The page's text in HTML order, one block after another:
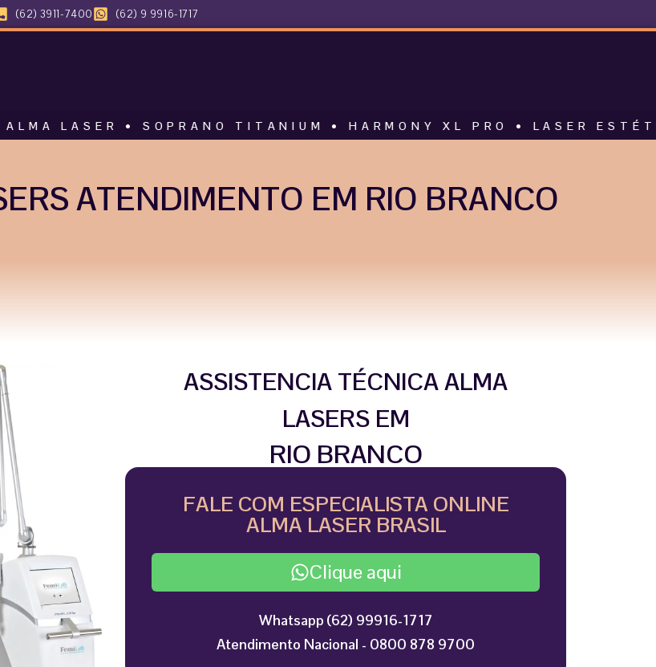
(62) 3911-7400 (62) 9 9916-1717
• SOPRANO TITANIUM • HARMONY XL PRO • LASER
ATENDIMENTO EM RIO BRANCO
ASSISTENCIA TÉCNICA ALMA
LASERS EM
RIO BRANCO
FALE COM ESPECIALISTA ONLINE
ALMA LASER BRASIL
Clique aqui
Whatsapp (62) 99916-1717
Atendimento Nacional - 0800 878 9700